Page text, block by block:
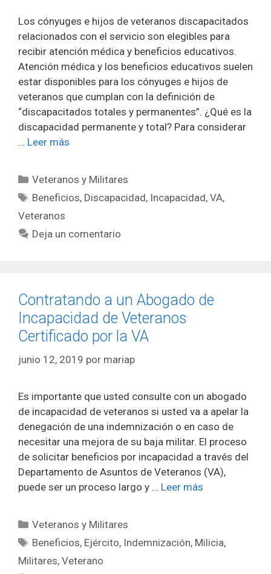
Los cónyuges e hijos de veteranos discapacitados
relacionados con el servicio son elegibles para
recibir atención médica y beneficios educativos.
Atención médica y los beneficios educativos suelen
estar disponibles para los cónyuges e hijos de
veteranos que cumplan con la definición de
“discapacitados totales y permanentes”. ¿Qué es la
discapacidad permanente y total? Para considerar
… Leer más
Categorías
Veteranos y Militares
Etiquetas
Beneficios, Discapacidad, Incapacidad,VA,
Veteranos
Deja un comentario
Contratando a un Abogado de
Incapacidad de Veteranos
Certificado por la VA
junio 12, 2019 por mariap
Es importante que usted consulte con un abogado
de incapacidad de veteranos si usted va a apelar la
denegación de una indemnización o en caso de
necesitar una mejora de su baja militar. El proceso
de solicitar beneficios por incapacidad a través del
Departamento de Asuntos de Veteranos (VA),
puede ser un proceso largo y … Leer más
Categorías
Veteranos y Militares
Etiquetas
Beneficios, Ejército, Indemnización, Milicia,
Militares, Veterano